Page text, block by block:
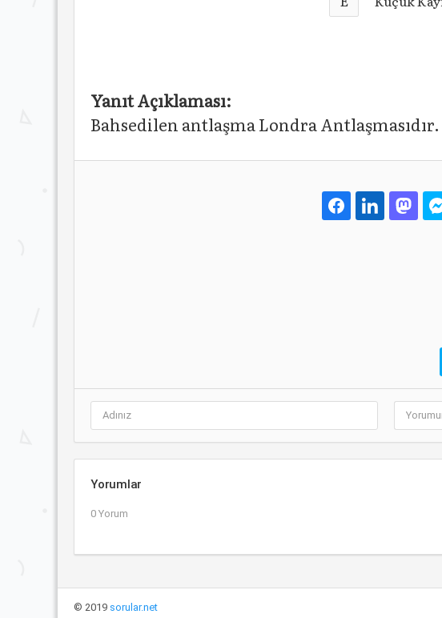
Yanıt Açıklaması:
Bahsedilen antlaşma Londra Antlaşmasıdır.
Yorumlar
0 Yorum
© 2019 sorular.net